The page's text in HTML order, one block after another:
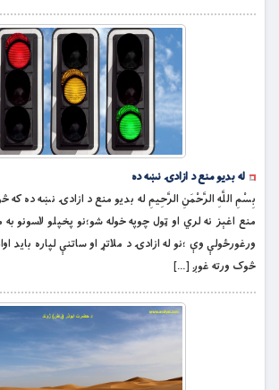
له بديو منع د ازادۍ نښه ده
بِسْمِ اللَّهِ الرَّحْمَنِ الرَّحِيمِ له بديو منع د ازادۍ نښه ده
منع اغېز نه لري او ټول چوپه خوله شو؛نو پخپلو لاسونو
ورغورځولې وې ؛نو له ازادۍ د ملاتړ او ساتنې لپاره بايد
څوک ورته غوږ […]